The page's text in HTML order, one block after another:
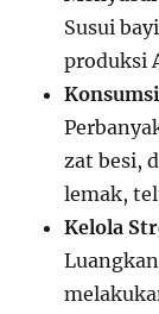
Susui
produksi
zat besi,
lemak,
Kelola